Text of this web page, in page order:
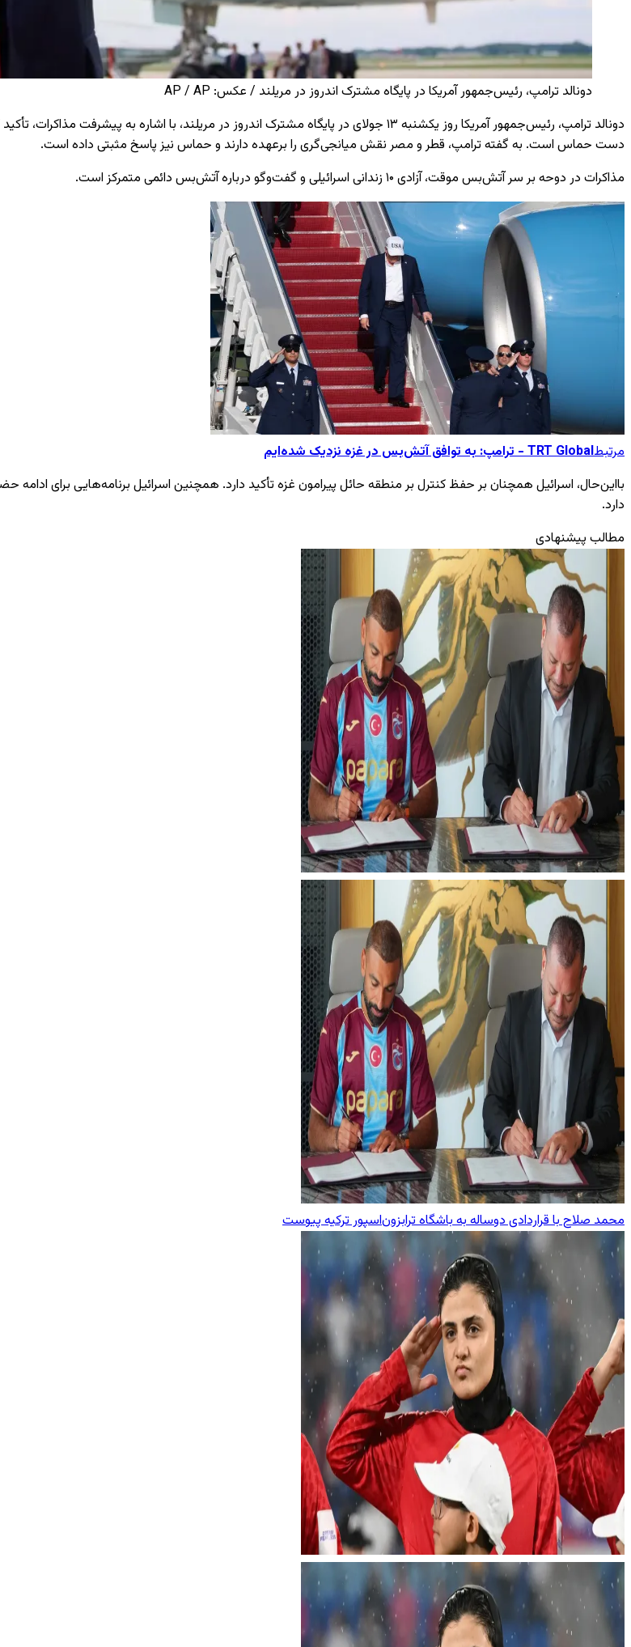
دونالد ترامپ، رئیس‌جمهور آمریکا در پایگاه مشترک اندروز در مریلند / عکس: AP / AP
دست حماس است. به گفته ترامپ، قطر و مصر نقش میانجی‌گری را برعهده دارند و حماس نیز پاسخ مثبتی داده است.
مذاکرات در دوحه بر سر آتش‌بس موقت، آزادی ۱۰ زندانی اسرائیلی و گفت‌وگو درباره آتش‌بس دائمی متمرکز است.
مرتبطTRT Global - ترامپ: به توافق آتش‌بس در غزه نزدیک شده‌ایم
بااین‌حال، اسرائیل همچنان بر حفظ کنترل بر منطقه حائل پیرامون غزه تأکید دارد. همچنین اسرائیل برنامه‌هایی برای ادامه
دارد.
مطالب پیشنهادی
محمد صلاح با قراردادی دوساله به باشگاه ترابزون‌اسپور ترکیه پیوست